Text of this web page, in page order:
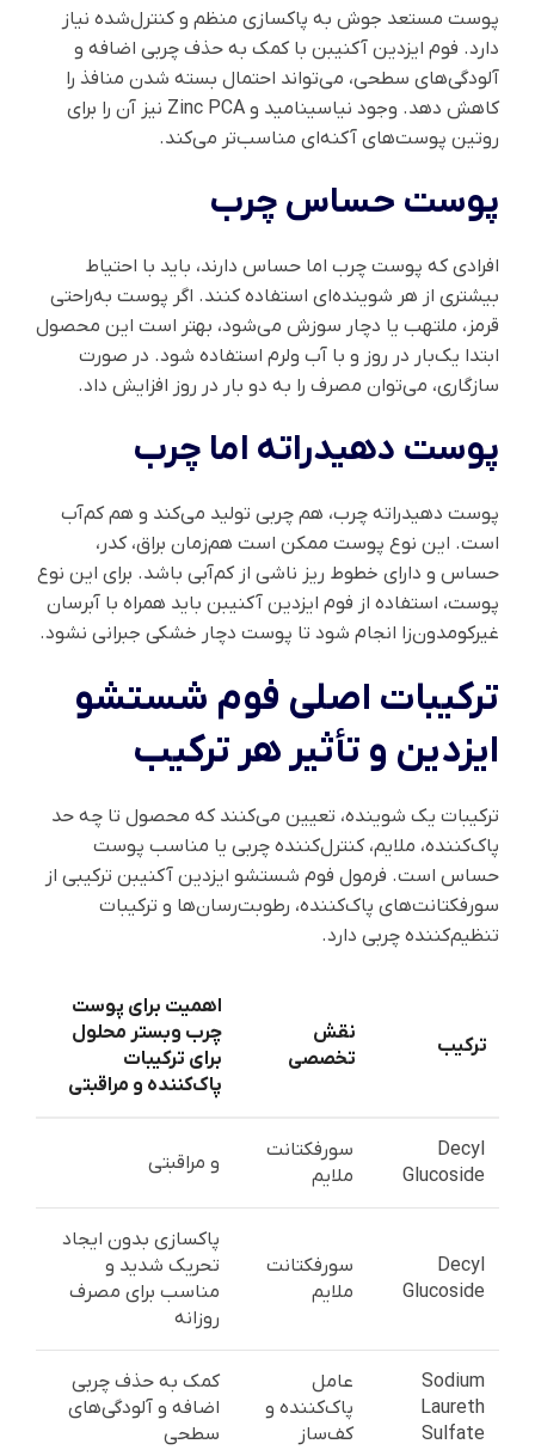
پوست مستعد جوش به پاکسازی منظم و کنترل‌شده نیاز
دارد. فوم ایزدین آکنیبن با کمک به حذف چربی اضافه و
آلودگی‌های سطحی، می‌تواند احتمال بسته شدن منافذ را
کاهش دهد. وجود نیاسینامید و Zinc PCA نیز آن را برای
روتین پوست‌های آکنه‌ای مناسب‌تر می‌کند.
پوست حساس چرب
افرادی که پوست چرب اما حساس دارند، باید با احتیاط
بیشتری از هر شوینده‌ای استفاده کنند. اگر پوست به‌راحتی
قرمز، ملتهب یا دچار سوزش می‌شود، بهتر است این محصول
ابتدا یک‌بار در روز و با آب ولرم استفاده شود. در صورت
سازگاری، می‌توان مصرف را به دو بار در روز افزایش داد.
پوست دهیدراته اما چرب
پوست دهیدراته چرب، هم چربی تولید می‌کند و هم کم‌آب
است. این نوع پوست ممکن است هم‌زمان براق، کدر،
حساس و دارای خطوط ریز ناشی از کم‌آبی باشد. برای این نوع
پوست، استفاده از فوم ایزدین آکنیبن باید همراه با آبرسان
غیرکومدون‌زا انجام شود تا پوست دچار خشکی جبرانی نشود.
ترکیبات اصلی فوم شستشو
ایزدین و تأثیر هر ترکیب
ترکیبات یک شوینده، تعیین می‌کنند که محصول تا چه حد
پاک‌کننده، ملایم، کنترل‌کننده چربی یا مناسب پوست
حساس است. فرمول فوم شستشو ایزدین آکنیبن ترکیبی از
سورفکتانت‌های پاک‌کننده، رطوبت‌رسان‌ها و ترکیبات
تنظیم‌کننده چربی دارد.
ترکیب
نقش
تخصصی
اهمیت برای پوست
چرب وبستر محلول
برای ترکیبات
پاک‌کننده و مراقبتی
Decyl
Glucoside
سورفکتانت
ملایم
و مراقبتی
Decyl
Glucoside
سورفکتانت
ملایم
پاکسازی بدون ایجاد
تحریک شدید و
مناسب برای مصرف
روزانه
Sodium
Laureth
Sulfate
عامل
پاک‌کننده و
کف‌ساز
کمک به حذف چربی
اضافه و آلودگی‌های
سطحی